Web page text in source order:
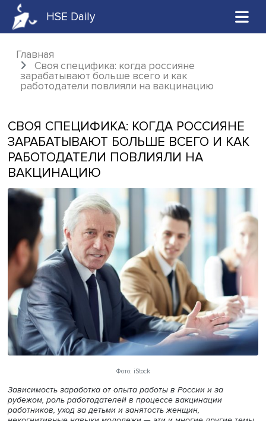
HSE Daily
Главная
Своя специфика: когда россияне
зарабатывают больше всего и как
СВОЯ СПЕЦИФИКА: КОГДА
ЗАРАБАТЫВАЮТ БОЛЬШЕ ВСЕГО И
РАБОТОДАТЕЛИ ПОВЛИЯЛИ НА
ВАКЦИНАЦИЮ